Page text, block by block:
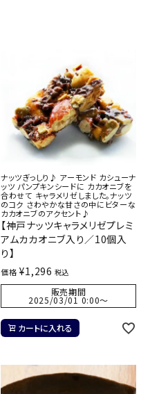
ナッツぎっしり♪ アーモンド カシューナ
ッツ パンプキンシードに カカオニブを
合わせて キャラメリゼしました。ナッツ
のコク さわやかな甘さの中にビターな
カカオニブのアクセント♪
【神戸ナッツキャラメリゼプレミ
アムカカオニブ入り／10個入
り】
価格 ¥1,296 税込
販売期間
2025/03/01 0:00〜
カートに入れる